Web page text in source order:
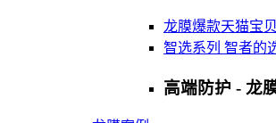
龙膜爆款天猫宝
智选系列 智者的
高端防护 - 龙